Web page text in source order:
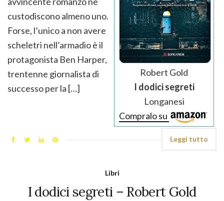
Robert Gold
I dodici segreti
Longanesi
Compralo su
custodiscono almeno uno.
Forse, l’unico a non avere
scheletri nell’armadio è il
protagonista Ben Harper,
trentenne giornalista di
successo per la […]
Leggi tutto
Libri
I dodici segreti – Robert Gold